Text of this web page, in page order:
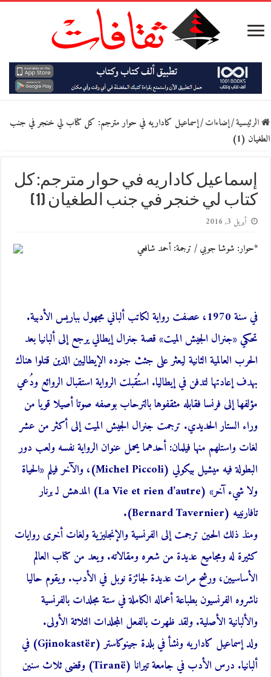
الرئيسية/إضاءات/إسماعيل كاداريه في حوار مترجم: كل كتاب لي خنجر في جنب
الطغيان (1)
إسماعيل كاداريه في حوار مترجم: كل
كتاب لي خنجر في جنب الطغيان (1)
أبريل 3, 2016
*حوار: شوشا جوبي / ترجمة: أحمد شافعي
في سنة 1970، عصفت رواية لكاتب ألباني مجهول بباريس الأدبية.
تحكي «جنرال الجيش الميت» قصة جنرال إيطالي يرجع إلى ألبانيا بعد
الحرب العالمية الثانية ليعثر على جثث جنوده الإيطاليين الذين قتلوا هناك
بهدف إعادتها لتدفن في إيطاليا. استُقبلت الرواية استقبال الروائع ودُعي
مؤلفها إلى فرنسا فقابله مثقفوها بالترحاب بوصفه صوتا أصيلا قويا من
وراء الستار الحديدي. ترجمت جنرال الجيش الميت إلى أكثر من عشر
لغات واستلهم منها فيلمان: أحدهما يحمل عنوان الرواية نفسه ولعب دور
البطولة فيه ميشيل بيكولي (Michel Piccoli)، والآخر فيلم «الحياة
ولا شيء آخر» (La Vie et rien d’autre) المدهش لـ برنار
تافارنييه (Bernard Tavernier).
ومنذ ذلك الحين ترجمت إلى الفرنسية والإنجليزية ولغات أخرى روايات
كثيرة له ومجاميع عديدة من شعره ومقالاته. ويعد من كتاب العالم
الأساسيين، ورشح مرات عديدة لجائزة نوبل في الأدب. ويقوم حاليا
ناشروه الفرنسيون بطباعة أعماله الكاملة في ستة مجلدات بالفرنسية
والألبانية الأصلية. ولقد ظهرت بالفعل المجلدات الثلاثة الأولى.
ولد إسماعيل كاداريه ونشأ في بلدة جينوكاستر (Gjinokastër) في
ألبانيا. درس الأدب في جامعة تيرانا (Tiranë) وقضى ثلاث سنين